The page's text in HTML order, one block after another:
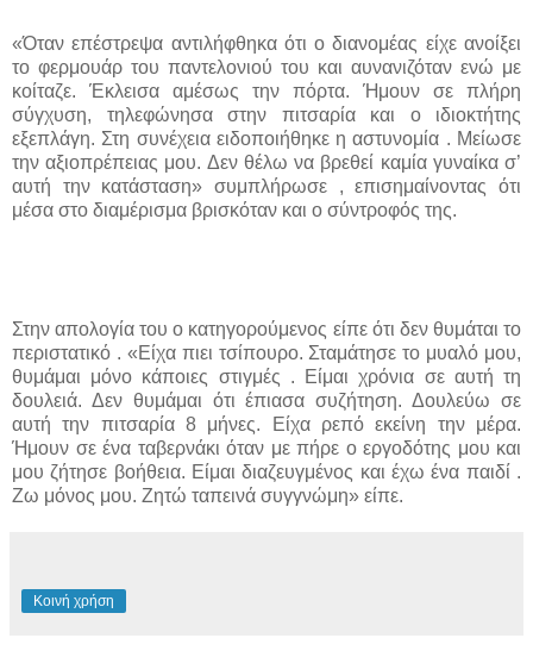
«Όταν επέστρεψα αντιλήφθηκα ότι ο διανομέας είχε ανοίξει
το φερμουάρ του παντελονιού του και αυνανιζόταν ενώ με
κοίταζε. Έκλεισα αμέσως την πόρτα. Ήμουν σε πλήρη
σύγχυση, τηλεφώνησα στην πιτσαρία και ο ιδιοκτήτης
εξεπλάγη. Στη συνέχεια ειδοποιήθηκε η αστυνομία . Μείωσε
την αξιοπρέπειας μου. Δεν θέλω να βρεθεί καμία γυναίκα σ’
αυτή την κατάσταση» συμπλήρωσε , επισημαίνοντας ότι
μέσα στο διαμέρισμα βρισκόταν και ο σύντροφός της.
Στην απολογία του ο κατηγορούμενος είπε ότι δεν θυμάται το
περιστατικό . «Είχα πιει τσίπουρο. Σταμάτησε το μυαλό μου,
θυμάμαι μόνο κάποιες στιγμές . Είμαι χρόνια σε αυτή τη
δουλειά. Δεν θυμάμαι ότι έπιασα συζήτηση. Δουλεύω σε
αυτή την πιτσαρία 8 μήνες. Είχα ρεπό εκείνη την μέρα.
Ήμουν σε ένα ταβερνάκι όταν με πήρε ο εργοδότης μου και
μου ζήτησε βοήθεια. Είμαι διαζευγμένος και έχω ένα παιδί .
Ζω μόνος μου. Ζητώ ταπεινά συγγνώμη» είπε.
Κοινή χρήση